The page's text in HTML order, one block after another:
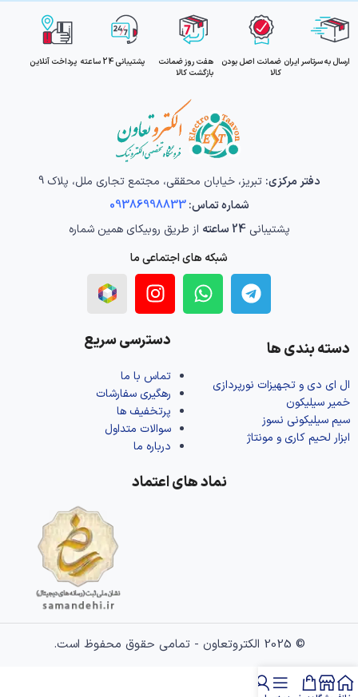
ارسال به سرتاسر ایران ضمانت اصل بودن
کالا
هفت روز ضمانت
بازگشت کالا
پشتیبانی 24 ساعته پرداخت آنلاین
دفتر مرکزی: تبریز، خیابان محققی، مجتمع تجاری ملل، پلاک 9
شماره تماس:09386998833
پشتیبانی24 ساعته
از طریق روبیکای همین شماره
شبکه های اجتماعی ما
دسته بندی ها
ال‌ ای‌ دی و تجهیزات نورپردازی
خمیر سیلیکون
سیم سیلیکونی نسوز
ابزار لحیم کاری و مونتاژ
دسترسی سریع
تماس با ما
رهگیری سفارشات
پرتخفیف ها
سوالات متداول
درباره ما
نماد های اعتماد
© 2025 الکتروتعاون - تمامی حقوق محفوظ است.